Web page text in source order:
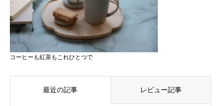
コーヒーも紅茶もこれひとつで
最近の記事 レビュー記事